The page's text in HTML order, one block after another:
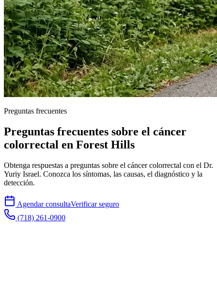
Preguntas frecuentes
Preguntas frecuentes sobre el cáncer
colorrectal en Forest Hills
Obtenga respuestas a preguntas sobre el cáncer colorrectal con el Dr.
Yuriy Israel. Conozca los síntomas, las causas, el diagnóstico y la
detección.
Agendar consultaVerificar seguro
(718) 261-0900